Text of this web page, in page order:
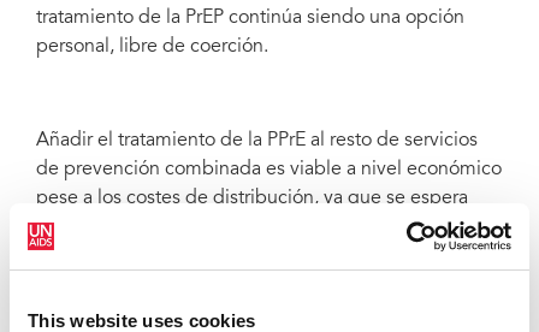
This website uses cookies
tratamiento de la PrEP continúa siendo una opción
personal, libre de coerción.
Añadir el tratamiento de la PPrE al resto de servicios
de prevención combinada es viable a nivel económico
pese a los costes de distribución, ya que se espera
que estos se vean cubiertos gracias a los ahorros
procedentes de evitar nuevas infecciones por el VIH y
los programas de salud sexual y los grupos de